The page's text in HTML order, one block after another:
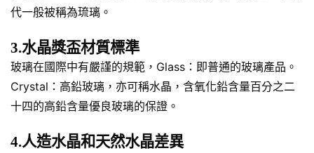
代一般被稱為琉璃。
3.水晶獎盃材質標準
玻璃在國際中有嚴謹的規範，Glass：即普通的玻璃產品。
Crystal：高鉛玻璃，亦可稱水晶，含氧化鉛含量百分之二
十四的高鉛含量優良玻璃的保證。
4.人造水晶和天然水晶差異